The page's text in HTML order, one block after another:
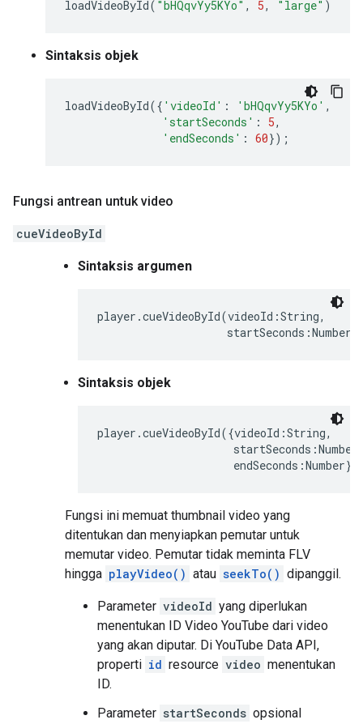
loadVideoById( "bHQqvYy5KYo" , 5, "large" )
Sintaksis objek
loadVideoById({ 'videoId' : 'bHQqvYy5KYo' ,
'startSeconds' : 5,
'endSeconds' : 60});
Fungsi antrean untuk video
cueVideoById
Sintaksis argumen
player.cueVideoById(videoId:String,
Sintaksis objek
player.cueVideoById({videoId:String,
Fungsi ini memuat thumbnail video yang
ditentukan dan menyiapkan pemutar untuk
memutar video. Pemutar tidak meminta FLV
hingga playVideo() atau seekTo() dipanggil.
Parameter videoId yang diperlukan
menentukan ID Video YouTube dari video
yang akan diputar. Di YouTube Data API,
properti id resource video menentukan
ID.
Parameter startSeconds opsional